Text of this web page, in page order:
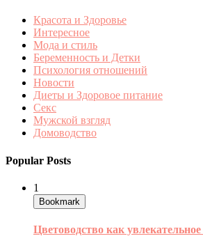
Красота и Здоровье
Интересное
Мода и стиль
Беременность и Детки
Психология отношений
Новости
Диеты и Здоровое питание
Секс
Мужской взгляд
Домоводство
Popular Posts
1
Bookmark
Цветоводство как увлекательное